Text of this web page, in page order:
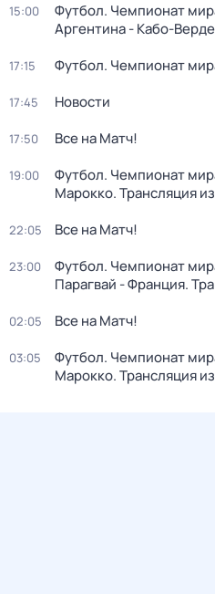
15:00
Футбол. Чемпионат
Аргентина - Кабо-
17:15 Футбол. Чемпионат
17:45 Новости
17:50 Все на Матч!
19:00
Футбол. Чемпионат
Марокко. Трансляция
22:05 Все на Матч!
23:00
Футбол. Чемпионат
Парагвай - Франция.
02:05 Все на Матч!
03:05
Футбол. Чемпионат
Марокко. Трансляция